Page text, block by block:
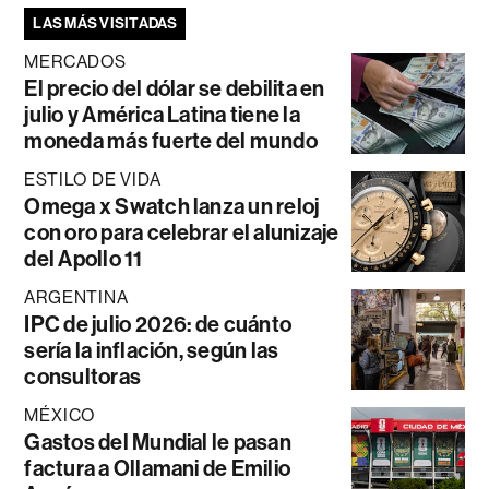
LAS MÁS VISITADAS
MERCADOS
El precio del dólar se debilita en
julio y América Latina tiene la
moneda más fuerte del mundo
ESTILO DE VIDA
Omega x Swatch lanza un reloj
con oro para celebrar el alunizaje
del Apollo 11
ARGENTINA
IPC de julio 2026: de cuánto
sería la inflación, según las
consultoras
MÉXICO
Gastos del Mundial le pasan
factura a Ollamani de Emilio